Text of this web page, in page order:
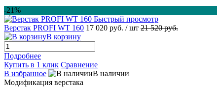
-21%
Быстрый просмотр
Верстак PROFI WT 160 17 020 руб. / шт 21 520 руб.
В корзину
Подробнее
Купить в 1 клик Сравнение
В избранное
В наличии
Модификация верстака